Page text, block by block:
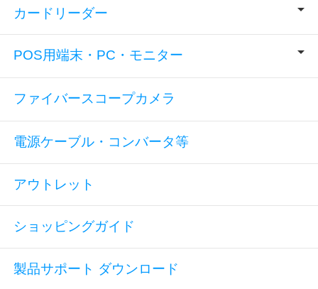
カードリーダー
POS用端末・PC・モニター
ファイバースコープカメラ
電源ケーブル・コンバータ等
アウトレット
ショッピングガイド
製品サポート ダウンロード